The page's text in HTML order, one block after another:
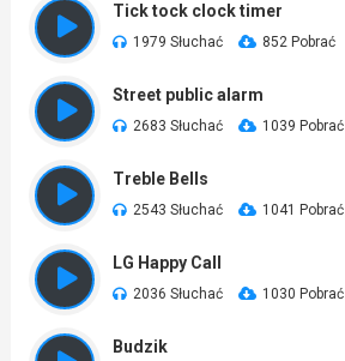
Tick tock clock timer
1979 Słuchać 852 Pobrać
Street public alarm
2683 Słuchać 1039 Pobrać
Treble Bells
2543 Słuchać 1041 Pobrać
LG Happy Call
2036 Słuchać 1030 Pobrać
Budzik